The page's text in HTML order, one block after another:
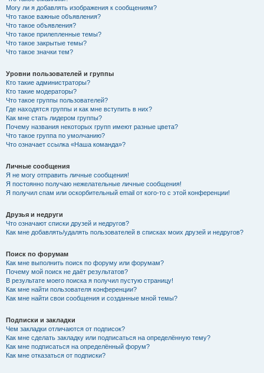
Могу ли я добавлять изображения к сообщениям?
Что такое важные объявления?
Что такое объявления?
Что такое прилепленные темы?
Что такое закрытые темы?
Что такое значки тем?
Уровни пользователей и группы
Кто такие администраторы?
Кто такие модераторы?
Что такое группы пользователей?
Где находятся группы и как мне вступить в них?
Как мне стать лидером группы?
Почему названия некоторых групп имеют разные цвета?
Что такое группа по умолчанию?
Что означает ссылка «Наша команда»?
Личные сообщения
Я не могу отправить личные сообщения!
Я постоянно получаю нежелательные личные сообщения!
Я получил спам или оскорбительный email от кого-то с этой конференции!
Друзья и недруги
Что означают списки друзей и недругов?
Как мне добавлять/удалять пользователей в списках моих друзей и недругов?
Поиск по форумам
Как мне выполнить поиск по форуму или форумам?
Почему мой поиск не даёт результатов?
В результате моего поиска я получил пустую страницу!
Как мне найти пользователя конференции?
Как мне найти свои сообщения и созданные мной темы?
Подписки и закладки
Чем закладки отличаются от подписок?
Как мне сделать закладку или подписаться на определённую тему?
Как мне подписаться на определённый форум?
Как мне отказаться от подписки?